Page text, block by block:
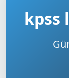
kpss